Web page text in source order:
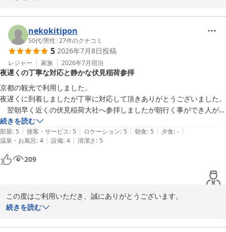
ます。また、駐車場のサービスがご旅行に役立ったとのこと、何よ
りです。
価格やサービス面についてもご満足いただけたようで、私たちにと
って大変励みになります。
今後とも、お客様に快適にお過ごしいただけるよう努めて参ります
ので、またのご利用を心よりお待ちしています。
アーバンホテル京都
アーバンホテル京都
nekokitipon
50代/男性 |27件のクチコミ
5 2026年7月8日投稿
レジャー 家族 2026年7月宿泊
夜遅くの丁寧な対応と静かな伏見稲荷参拝
京都の観光で利用しました。
夜遅くに到着しましたが丁寧に対応して頂きありがとうございました。
翌朝早く近くの伏見稲荷大社へ参拝しましたが朝行く事ができ人が居
ない静かな伏見稲荷を見る事ができました。
建物全体が綺麗で落ち着いていてとても良かったです。
続きを読む
部屋: 5 | 接客・サービス: 5 | ロケーション: 5 | 朝食: 5 | 夕食: - |
温泉・お風呂: 4 | 設備: 4 | 清潔さ: 5
209
この度はご利用いただき、誠にありがとうございます。
ます。夜遅くの到着でもご満足いただけたとのことで、スタッフ一
続きを読む